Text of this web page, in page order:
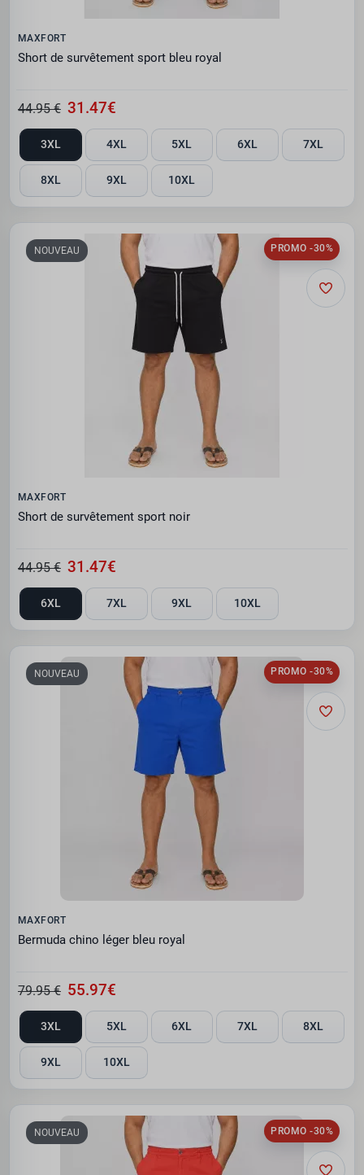
MAXFORT
Short de survêtement sport bleu royal
44.95 € 31.47€
3XL 4XL 5XL 6XL 7XL
8XL 9XL 10XL
PROMO -30%
NOUVEAU
MAXFORT
Short de survêtement sport noir
44.95 € 31.47€
6XL 7XL 9XL 10XL
PROMO -30%
NOUVEAU
MAXFORT
Bermuda chino léger bleu royal
79.95 € 55.97€
3XL 5XL 6XL 7XL 8XL
9XL 10XL
PROMO -30%
NOUVEAU